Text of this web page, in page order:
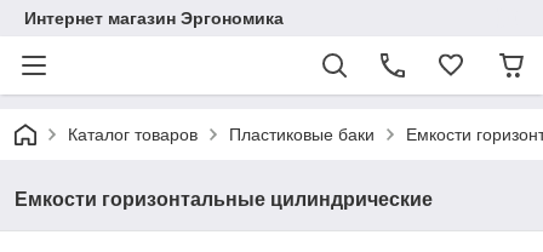
Интернет магазин Эргономика
Каталог товаров Пластиковые баки Емкости
Емкости горизонтальные цилиндрические